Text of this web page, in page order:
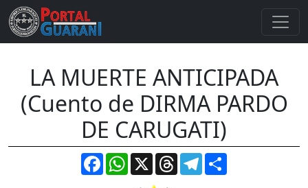
LA MUERTE ANTICIPADA
(Cuento de DIRMA PARDO
DE CARUGATI)
FacebookWhatsApp
X ThreadsTelegram